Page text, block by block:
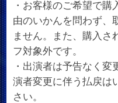
・お客様のご希望で
由のいかんを問わず、
ません。また、購入さ
フ対象外です。
・出演者は予告なく
演者変更に伴う払戻は
さい。